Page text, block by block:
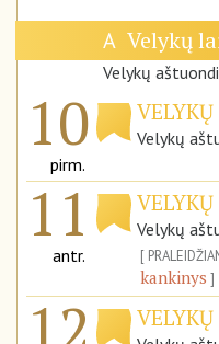
A Velykų
Velykų
10
pirm.
Velykų
11
antr.
Velykų
kankinys